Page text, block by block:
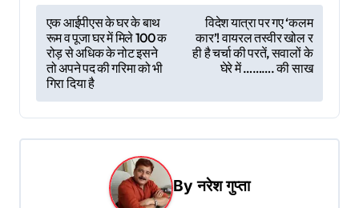
P
o
s
t
n
एक आईपीएस के घर के बाथ
रूम व पूजा घर में मिले 100 क
रोड़ से अधिक के नोट इसने
तो अपने पद की गरिमा को भी
गिरा दिया है
विदेश यात्रा पर गए ‘कलम
कार’! वायरल तस्वीर खोल र
ही है चर्चा की परतें, सवालों के
घेरे में ………. की साख
Byनरेश गुप्ता